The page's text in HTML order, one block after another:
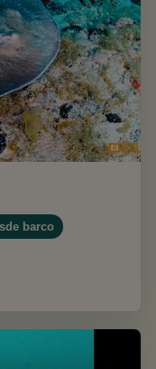
barco